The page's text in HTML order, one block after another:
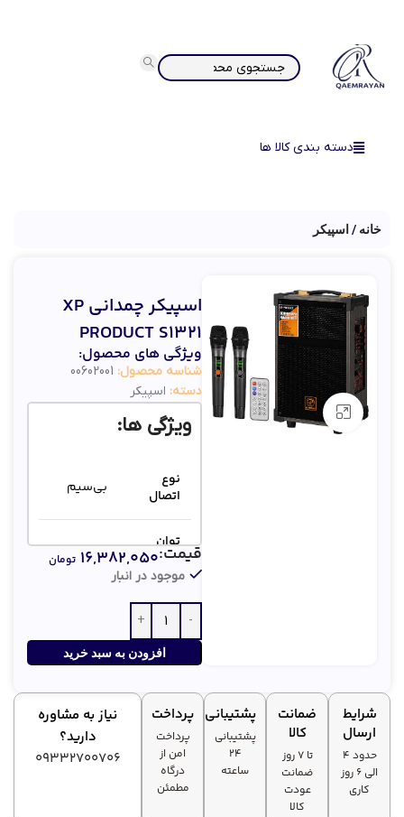
دسته بندی کالا ها
خانه اسپیکر
بزرگنمایی تصویر
اسپیکر چمدانی XP
PRODUCT S1321
ویژگی های محصول:
شناسه محصول: 00602001
دسته: اسپیکر
ویژگی ها:
نوع
اتصال
بی‌سیم
توان
اسمی
(P.M.P.O)
۱۰۰۰ وات
منبع
لیتیومی
داخلی
آداپتور DC
9V)
موجود در انبار
افزودن به سبد خرید
قیمت:۱۶,۳۸۲,۰۵۰ تومان
شرایط
ارسال
حدود 4
الی 6 روز
کاری
ضمانت
کالا
تا ۷ روز
ضمانت
عودت
کالا
پشتیبانی
پشتیبانی
۲۴
ساعته
پرداخت
پرداخت
امن از
درگاه
مطمئن
نیاز به مشاوره
دارید؟
09332700706